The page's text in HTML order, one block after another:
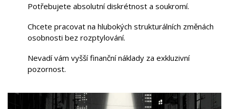
Potřebujete absolutní diskrétnost a soukromí.
Chcete pracovat na hlubokých strukturálních změnách
osobnosti bez rozptylování.
Nevadí vám vyšší finanční náklady za exkluzivní
pozornost.